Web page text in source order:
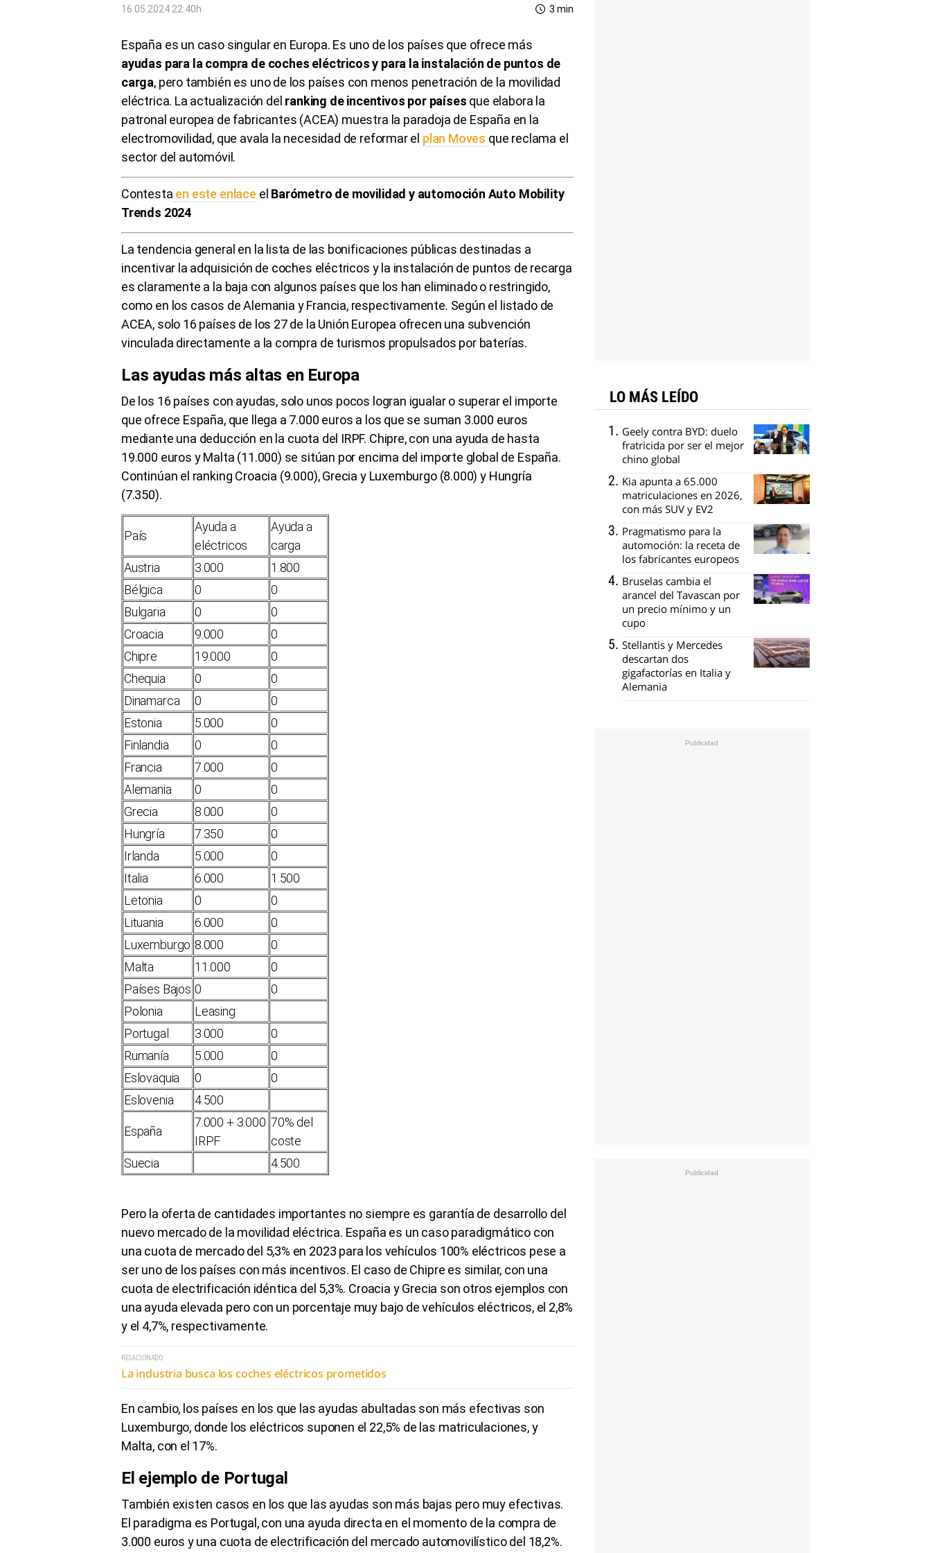
16.05.2024 22:40h 3 min
España es un caso singular en Europa. Es uno de los países que ofrece más
ayudas para la compra de coches eléctricos y para la instalación de puntos de
carga, pero también es uno de los países con menos penetración de la movilidad
eléctrica. La actualización del ranking de incentivos por países que elabora la
patronal europea de fabricantes (ACEA) muestra la paradoja de España en la
electromovilidad, que avala la necesidad de reformar el plan Moves que reclama el
sector del automóvil.
Contesta en este enlace el Barómetro de movilidad y automoción Auto Mobility
Trends 2024
La tendencia general en la lista de las bonificaciones públicas destinadas a
incentivar la adquisición de coches eléctricos y la instalación de puntos de recarga
es claramente a la baja con algunos países que los han eliminado o restringido,
como en los casos de Alemania y Francia, respectivamente. Según el listado de
ACEA, solo 16 países de los 27 de la Unión Europea ofrecen una subvención
vinculada directamente a la compra de turismos propulsados por baterías.
Las ayudas más altas en Europa
De los 16 países con ayudas, solo unos pocos logran igualar o superar el importe
que ofrece España, que llega a 7.000 euros a los que se suman 3.000 euros
mediante una deducción en la cuota del IRPF. Chipre, con una ayuda de hasta
19.000 euros y Malta (11.000) se sitúan por encima del importe global de España.
Continúan el ranking Croacia (9.000), Grecia y Luxemburgo (8.000) y Hungría
(7.350).
País
Ayuda a
eléctricos
Ayuda a
carga
Austria
3.000
1.800
Bélgica
0
0
Bulgaria
0
0
Croacia
9.000
0
Chipre
19.000
0
Chequia
0
0
Dinamarca
0
0
Estonia
5.000
0
Finlandia
0
0
Francia
7.000
0
Alemania
0
0
Grecia
8.000
0
Hungría
7.350
0
Irlanda
5.000
0
Italia
6.000
1.500
Letonia
0
0
Lituania
6.000
0
Luxemburgo 8.000
0
Malta
11.000
0
Países Bajos 0
0
Polonia
Leasing
Portugal
3.000
0
Rumanía
5.000
0
Eslovaquia
0
0
Eslovenia
4.500
España
7.000 + 3.000
IRPF
70% del
coste
Suecia
4.500
Pero la oferta de cantidades importantes no siempre es garantía de desarrollo del
nuevo mercado de la movilidad eléctrica. España es un caso paradigmático con
una cuota de mercado del 5,3% en 2023 para los vehículos 100% eléctricos pese a
ser uno de los países con más incentivos. El caso de Chipre es similar, con una
cuota de electrificación idéntica del 5,3%. Croacia y Grecia son otros ejemplos con
una ayuda elevada pero con un porcentaje muy bajo de vehículos eléctricos, el 2,8%
y el 4,7%, respectivamente.
RELACIONADO
La industria busca los coches eléctricos prometidos
En cambio, los países en los que las ayudas abultadas son más efectivas son
Luxemburgo, donde los eléctricos suponen el 22,5% de las matriculaciones, y
Malta, con el 17%.
El ejemplo de Portugal
También existen casos en los que las ayudas son más bajas pero muy efectivas.
El paradigma es Portugal, con una ayuda directa en el momento de la compra de
3.000 euros y una cuota de electrificación del mercado automovilístico del 18,2%.
LO MÁS LEÍDO
Geely contra BYD: duelo
fratricida por ser el mejor
chino global
Kia apunta a 65.000
matriculaciones en 2026,
con más SUV y EV2
Pragmatismo para la
automoción: la receta de
los fabricantes europeos
Bruselas cambia el
arancel del Tavascan por
un precio mínimo y un
cupo
Stellantis y Mercedes
descartan dos
gigafactorías en Italia y
Alemania